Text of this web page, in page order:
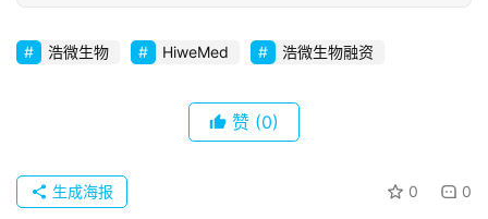
企
业
发
布
投稿
浩微生物 HiweMed 浩微生物融资
赞 (0)
0 0
生成海报